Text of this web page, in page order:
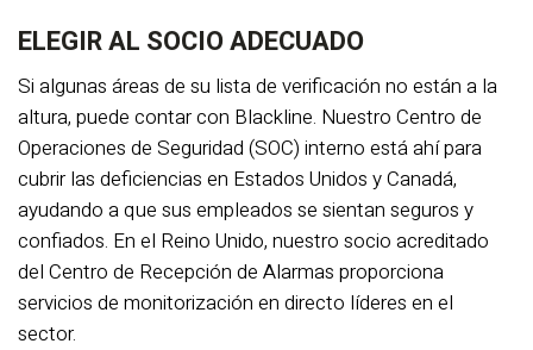
ELEGIR AL SOCIO ADECUADO
Si algunas áreas de su lista de verificación no están a la
altura, puede contar con Blackline. Nuestro Centro de
Operaciones de Seguridad (SOC) interno está ahí para
cubrir las deficiencias en Estados Unidos y Canadá,
ayudando a que sus empleados se sientan seguros y
confiados. En el Reino Unido, nuestro socio acreditado
del Centro de Recepción de Alarmas proporciona
servicios de monitorización en directo líderes en el
sector.